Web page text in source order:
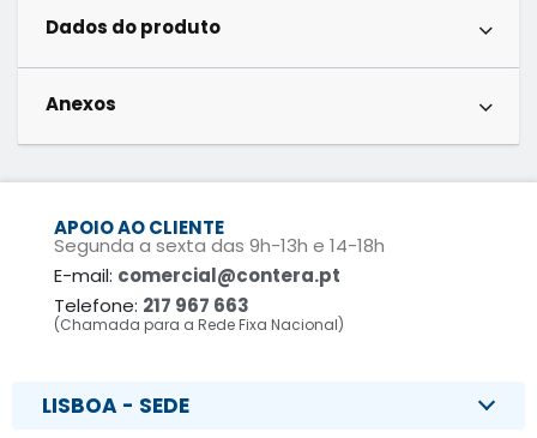
Dados do produto
Anexos
APOIO AO CLIENTE
Segunda a sexta das 9h-13h e 14-18h
E-mail: comercial@contera.pt
Telefone: 217 967 663
(Chamada para a Rede Fixa Nacional)
LISBOA - SEDE